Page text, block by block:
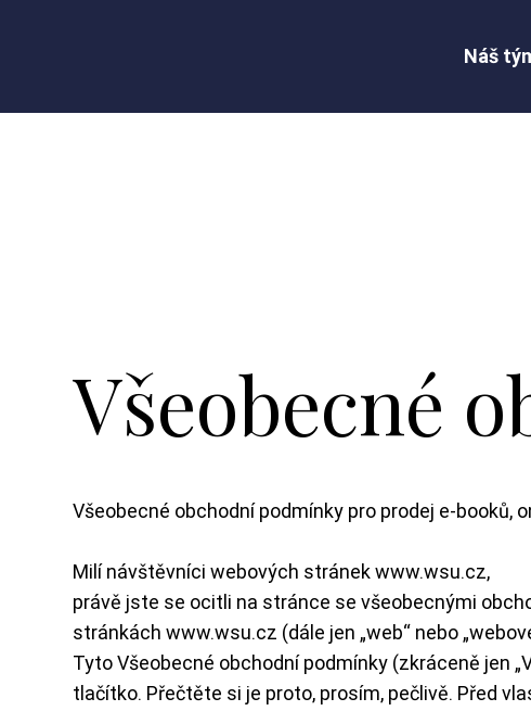
Náš
Všeobecné
Všeobecné obchodní podmínky pro prodej e-booků,
Milí návštěvníci webových stránekwww.wsu.cz,
právě jste se ocitli na stránce se všeobecnými
stránkáchwww.wsu.cz (dále jen „web“ nebo
Tyto Všeobecné obchodní podmínky (zkráceně jen
tlačítko. Přečtěte si je proto, prosím, pečlivě. Před